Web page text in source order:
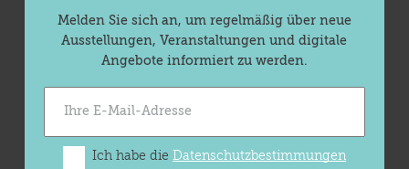
Melden Sie sich an, um regelmäßig über neue
Ausstellungen, Veranstaltungen und digitale
Angebote informiert zu werden.
Ich habe dieDatenschutzbestimmungen